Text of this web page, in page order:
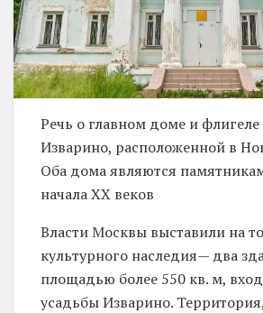
Речь о главном доме и
Изварино, расположенной в
Оба дома являются
начала XX веков
Власти Москвы выставили на
культурного наследия— два
площадью более 550 кв. м,
усадьбы Изварино.